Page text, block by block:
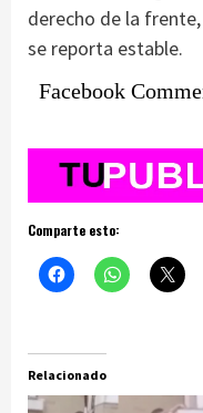
derecho de la
se reporta estable.
Facebook
Comparte esto:
Relacionado